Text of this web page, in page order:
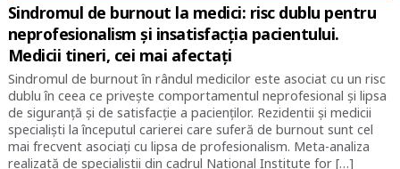
Sindromul de burnout la medici: risc dublu pentru
neprofesionalism și insatisfacția pacientului.
Medicii tineri, cei mai afectați
Sindromul de burnout în rândul medicilor este asociat cu un risc
dublu în ceea ce privește comportamentul neprofesional și lipsa
de siguranță și de satisfacție a pacienților. Rezidentii și medicii
specialiști la începutul carierei care suferă de burnout sunt cel
mai frecvent asociați cu lipsa de profesionalism. Meta-analiza
realizată de specialiștii din cadrul National Institute for […]